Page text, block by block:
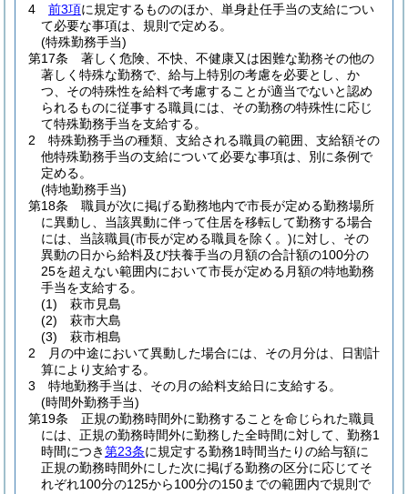
4 前3項に規定するもののほか、単身赴任手当の支給につい
て必要な事項は、規則で定める。
(特殊勤務手当)
第17条
著しく危険、不快、不健康又は困難な勤務その他の
著しく特殊な勤務で、給与上特別の考慮を必要とし、か
つ、その特殊性を給料で考慮することが適当でないと認め
られるものに従事する職員には、その勤務の特殊性に応じ
て特殊勤務手当を支給する。
2
特殊勤務手当の種類、支給される職員の範囲、支給額その
他特殊勤務手当の支給について必要な事項は、別に条例で
定める。
(特地勤務手当)
第18条
職員が次に掲げる勤務地内で市長が定める勤務場所
に異動し、当該異動に伴って住居を移転して勤務する場合
には、当該職員(市長が定める職員を除く。)に対し、その
異動の日から給料及び扶養手当の月額の合計額の100分の
25を超えない範囲内において市長が定める月額の特地勤務
手当を支給する。
(1)
萩市見島
(2)
萩市大島
(3)
萩市相島
2
月の中途において異動した場合には、その月分は、日割計
算により支給する。
3
特地勤務手当は、その月の給料支給日に支給する。
(時間外勤務手当)
第19条
正規の勤務時間外に勤務することを命じられた職員
には、正規の勤務時間外に勤務した全時間に対して、勤務1
時間につき第23条に規定する勤務1時間当たりの給与額に
正規の勤務時間外にした次に掲げる勤務の区分に応じてそ
れぞれ100分の125から100分の150までの範囲内で規則で